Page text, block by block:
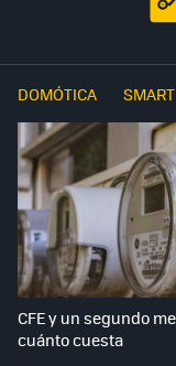
DOMÓTICA
CFE y un segundo
cuánto cuesta